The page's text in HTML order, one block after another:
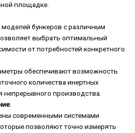
площадке.
моделей бункеров с различным
выбрать оптимальный
от потребностей конкретного
обеспечивают возможность
количества инертных
непрерывного производства.
:
современными системами
позволяют точно измерять